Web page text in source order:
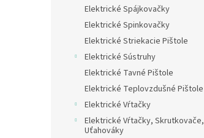
Elektrické Spájkovačky
Elektrické Spinkovačky
Elektrické Striekacie Pištole
Elektrické Sústruhy
Elektrické Tavné Pištole
Elektrické Teplovzdušné Pištole
Elektrické Vŕtačky
Elektrické Vŕtačky, Skrutkovače,
Uťahováky